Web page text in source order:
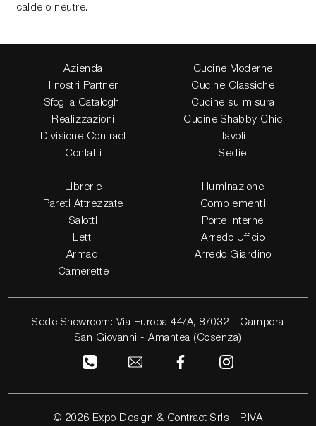
calde o neutre.
Azienda
I nostri Partner
Sfoglia Cataloghi
Realizzazioni
Divisione Contract
Contatti
Cucine Moderne
Cucine Classiche
Cucine su misura
Cucine Shabby Chic
Tavoli
Sedie
Librerie
Pareti Attrezzate
Salotti
Letti
Armadi
Camerette
Illuminazione
Complementi
Porte Interne
Arredo Ufficio
Arredo Giardino
Sede Showroom: Via Europa 44/A, 87032 - Campora
San Giovanni - Amantea (Cosenza)
© 2026 Expo Design & Contract Srls - P.IVA